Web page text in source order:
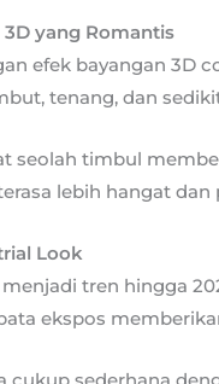
yang Romantis
efek bayangan 3D
tenang, dan
seolah timbul
lebih hangat dan
Look
tren hingga
ekspos